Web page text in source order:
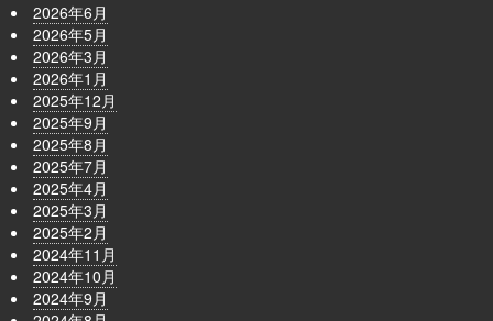
2026年6月
2026年5月
2026年3月
2026年1月
2025年12月
2025年9月
2025年8月
2025年7月
2025年4月
2025年3月
2025年2月
2024年11月
2024年10月
2024年9月